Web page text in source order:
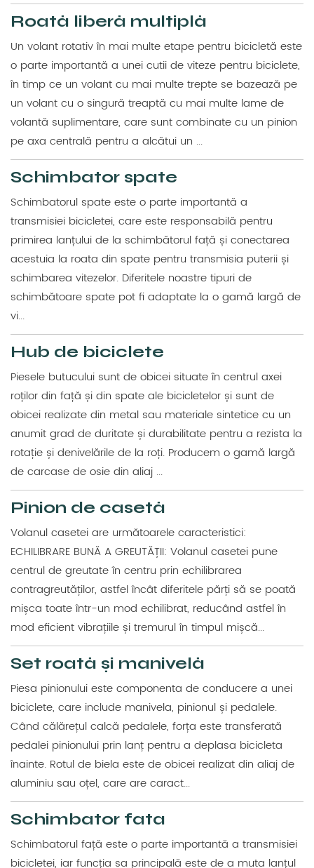
Roată liberă multiplă
Un volant rotativ în mai multe etape pentru bicicletă este
o parte importantă a unei cutii de viteze pentru biciclete,
în timp ce un volant cu mai multe trepte se bazează pe
un volant cu o singură treaptă cu mai multe lame de
volantă suplimentare, care sunt combinate cu un pinion
pe axa centrală pentru a alcătui un ...
Schimbator spate
Schimbatorul spate este o parte importantă a
transmisiei bicicletei, care este responsabilă pentru
primirea lanțului de la schimbătorul față și conectarea
acestuia la roata din spate pentru transmisia puterii și
schimbarea vitezelor. Diferitele noastre tipuri de
schimbătoare spate pot fi adaptate la o gamă largă de
vi...
Hub de biciclete
Piesele butucului sunt de obicei situate în centrul axei
roților din față și din spate ale bicicletelor și sunt de
obicei realizate din metal sau materiale sintetice cu un
anumit grad de duritate și durabilitate pentru a rezista la
rotație și denivelările de la roți. Producem o gamă largă
de carcase de osie din aliaj ...
Pinion de casetă
Volanul casetei are următoarele caracteristici:
ECHILIBRARE BUNĂ A GREUTĂȚII: Volanul casetei pune
centrul de greutate în centru prin echilibrarea
contragreutăților, astfel încât diferitele părți să se poată
mișca toate într-un mod echilibrat, reducând astfel în
mod eficient vibrațiile și tremurul în timpul mișcă...
Set roată și manivelă
Piesa pinionului este componenta de conducere a unei
biciclete, care include manivela, pinionul și pedalele.
Când călărețul calcă pedalele, forța este transferată
pedalei pinionului prin lanț pentru a deplasa bicicleta
înainte. Rotul de biela este de obicei realizat din aliaj de
aluminiu sau oțel, care are caract...
Schimbator fata
Schimbatorul față este o parte importantă a transmisiei
bicicletei, iar funcția sa principală este de a muta lanțul